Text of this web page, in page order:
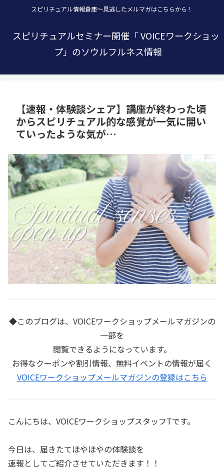
スピリチュアル情報倉庫～見逃したメルマガはこちらから！
スピリチュアルセミナー開催「 VOICEワークショッ
プ」のソウルフルネス情報
【速報・体験談シェア】講座が終わった頃
からスピリチュアル的な感覚が一気に開い
ていったような気が…
◆このブログは、VOICEワークショップメールマガジンの
一部を
閲覧できるようになっています。
お得なクーポンや割引情報、無料イベントの情報が届く
VOICEワークショップメールマガジンの登録はこちら
こんにちは、VOICEワークショップスタッフTです。
今日は、届きたてほやほやの体験談を
速報としてご紹介させていただきます！！